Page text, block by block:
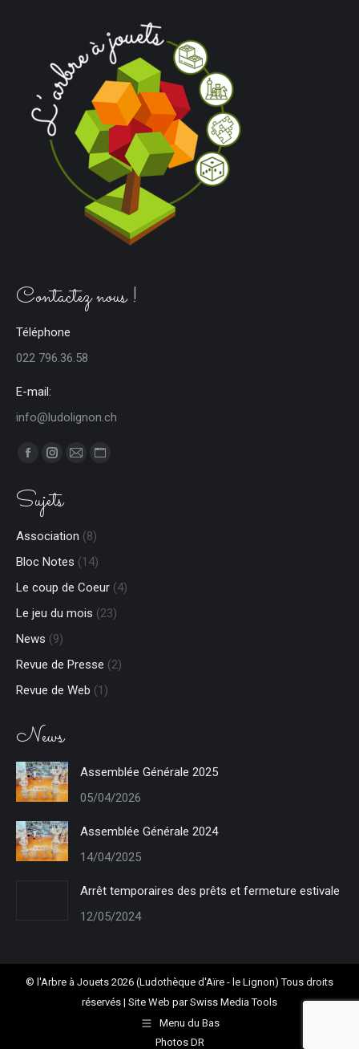
Contactez nous !
Téléphone
022 796.36.58
E-mail:
info@ludolignon.ch
Trouvez nous sur :
Facebook
opens
window
Instagram
opens
window
E-
new
window
Site
window
Sujets
Association (8)
Bloc Notes (14)
Le coup de Coeur (4)
Le jeu du mois (23)
News (9)
Revue de Presse (2)
Revue de Web (1)
News
Assemblée Générale 2025
05/04/2026
Assemblée Générale 2024
14/04/2025
Arrêt temporaires des prêts et fermeture estivale
12/05/2024
© l'Arbre à Jouets 2026 (Ludothèque d'Aïre - le Lignon) Tous droits
réservés | Site Web parSwiss Media Tools
Menu du Bas
Photos DR